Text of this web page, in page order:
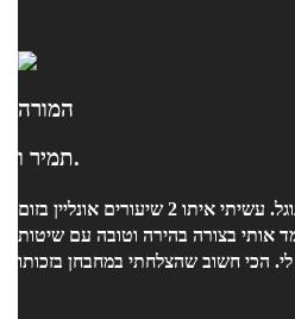
המורה
תמיר ו.
הגעתי למורה דרך חיפוש בגוגל. עשיתי איתו 2 שיעורים אונליין בזום
אותי בצורה בהירה וטובה עם שיטות